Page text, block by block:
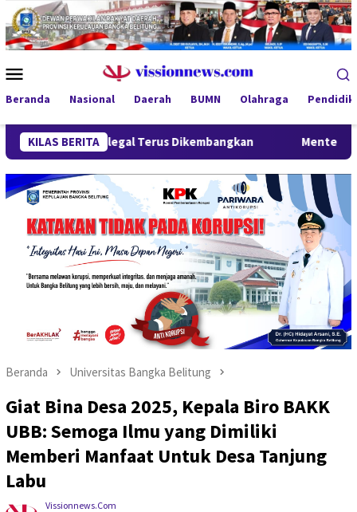
Loncat
ke
konten
Mobile
Beranda Nasional Daerah BUMN Olahraga
KILAS BERITA
Ilegal Terus Dikembangkan Menteri Wihaji Kunjungi
Beranda Universitas Bangka Belitung
Giat Bina Desa 2025, Kepala Biro BAKK
UBB: Semoga Ilmu yang Dimiliki
Memberi Manfaat Untuk Desa Tanjung
Labu
Vissionnews.com